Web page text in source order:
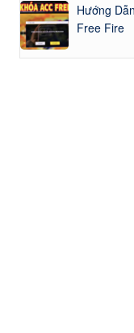
Hướng
Free Fire